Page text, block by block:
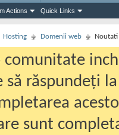
Actions Quick Links
Hosting Domenii web Noutati
comunitate
să răspundeți
sunt